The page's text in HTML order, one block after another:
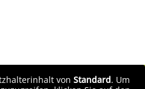
von Standard. Um